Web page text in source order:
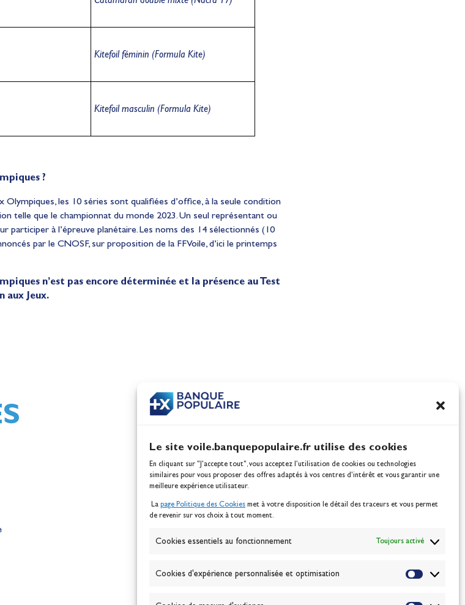
Le site voile.banquepopulaire.fr utilise des cookies
En cliquant sur "J'accepte tout", vous acceptez l’utilisation de cookies ou technologies
similaires pour vous proposer des offres adaptés à vos centres d’intérêt et vous garantir une
meilleure expérience utilisateur.
La page Politique des Cookies met à votre disposition le détail des traceurs et vous permet
de revenir sur vos choix à tout moment.
Cookies essentiels au fonctionnement Toujours activé
Cookies d'expérience personnalisée et optimisation
Kitefoil féminin (Formula Kite)
Kitefoil masculin (Formula Kite)
?
Olympiques, les 10 séries sont qualifiées d’office, à la seule condition
telle que le championnat du monde 2023. Un seul représentant ou
participer à l’épreuve planétaire. Les noms des 14 sélectionnés (10
par le CNOSF, sur proposition de la FFVoile, d’ici le printemps
n’est pas encore déterminée et la présence au Test
aux Jeux.
ABONNEZ-VOUS